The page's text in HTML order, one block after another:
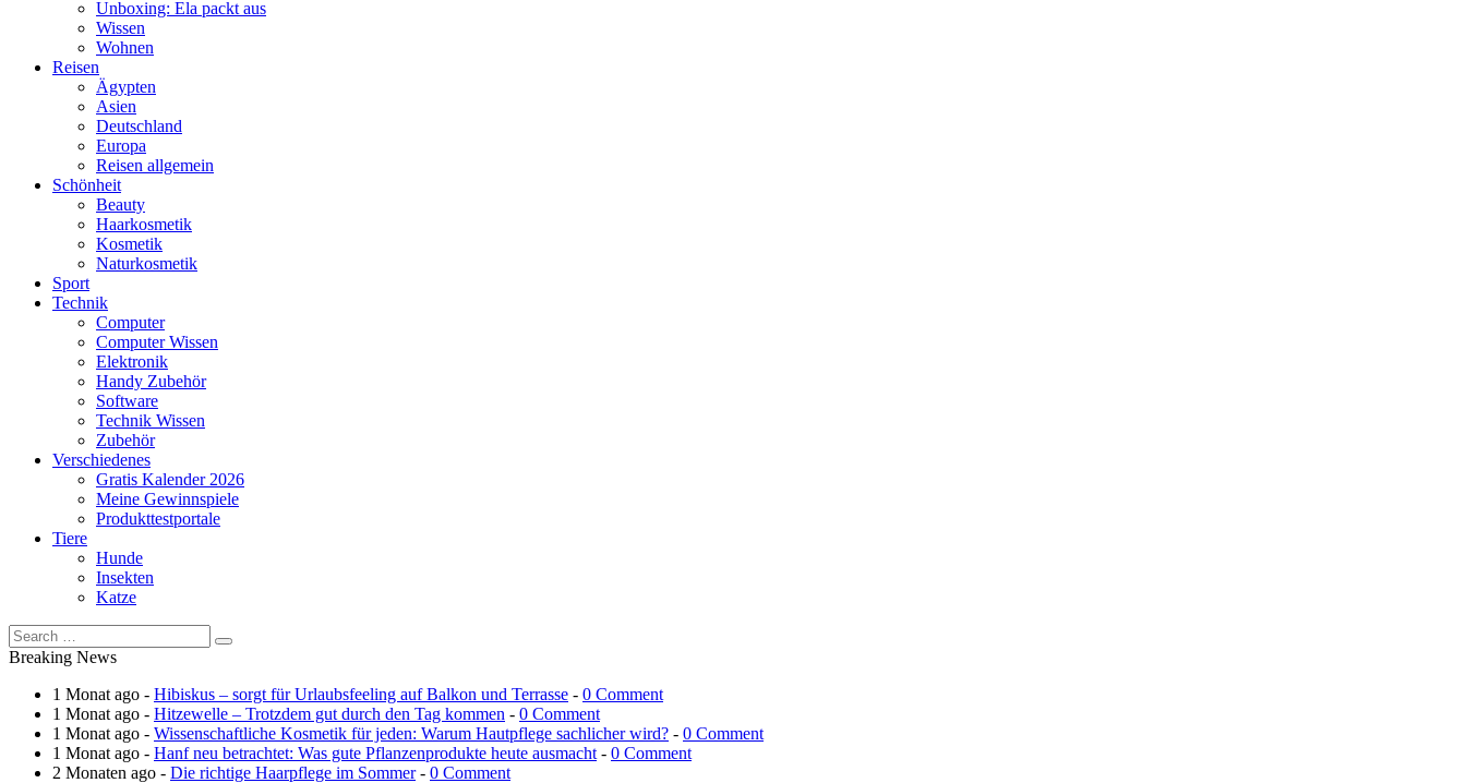
Unboxing: Ela packt aus
Wissen
Wohnen
Reisen
Ägypten
Asien
Deutschland
Europa
Reisen allgemein
Schönheit
Beauty
Haarkosmetik
Kosmetik
Naturkosmetik
Sport
Technik
Computer
Computer Wissen
Elektronik
Handy Zubehör
Software
Technik Wissen
Zubehör
Verschiedenes
Gratis Kalender 2026
Meine Gewinnspiele
Produkttestportale
Tiere
Hunde
Insekten
Katze
Breaking News
1 Monat ago - Hibiskus – sorgt für Urlaubsfeeling auf Balkon und Terrasse - 0 Comment
1 Monat ago - Hitzewelle – Trotzdem gut durch den Tag kommen - 0 Comment
1 Monat ago - Wissenschaftliche Kosmetik für jeden: Warum Hautpflege sachlicher wird? - 0 Comment
1 Monat ago - Hanf neu betrachtet: Was gute Pflanzenprodukte heute ausmacht - 0 Comment
2 Monaten ago - Die richtige Haarpflege im Sommer- 0 Comment